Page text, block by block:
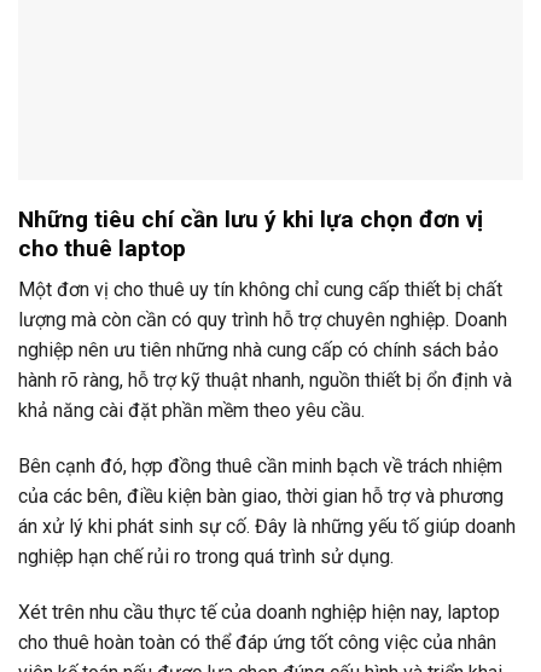
Những tiêu chí cần lưu ý khi lựa chọn đơn vị
cho thuê laptop
Một đơn vị cho thuê uy tín không chỉ cung cấp thiết bị chất
lượng mà còn cần có quy trình hỗ trợ chuyên nghiệp. Doanh
nghiệp nên ưu tiên những nhà cung cấp có chính sách bảo
hành rõ ràng, hỗ trợ kỹ thuật nhanh, nguồn thiết bị ổn định và
khả năng cài đặt phần mềm theo yêu cầu.
Bên cạnh đó, hợp đồng thuê cần minh bạch về trách nhiệm
của các bên, điều kiện bàn giao, thời gian hỗ trợ và phương
án xử lý khi phát sinh sự cố. Đây là những yếu tố giúp doanh
nghiệp hạn chế rủi ro trong quá trình sử dụng.
Xét trên nhu cầu thực tế của doanh nghiệp hiện nay, laptop
cho thuê hoàn toàn có thể đáp ứng tốt công việc của nhân